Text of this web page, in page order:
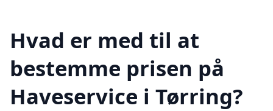
Hvad er med til at
bestemme prisen på
Haveservice i Tørring?